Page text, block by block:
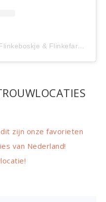
Een bericht gedeeld door It Flinkeboskje & Flinkefarm (@flinke_locaties)
zijn onze favorieten
van Nederland!